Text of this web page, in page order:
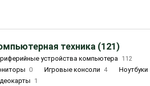
техника (121)
устройства компьютера 112
0 Игровые консоли 4 Ноутбуки
1